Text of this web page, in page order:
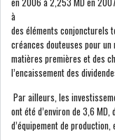
à
des éléments conjoncturels
créances douteuses pour
matières premières et des
l’encaissement des
Par ailleurs, les
ont été d’environ de 3,6
d’équipement de